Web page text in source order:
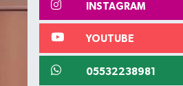
INSTAGRAM
YOUTUBE
05532238981